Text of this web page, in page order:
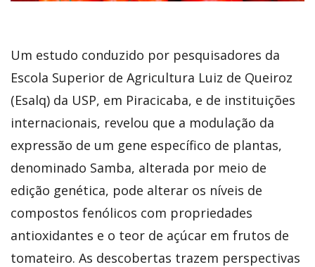
Um estudo conduzido por pesquisadores da
Escola Superior de Agricultura Luiz de Queiroz
(Esalq) da USP, em Piracicaba, e de instituições
internacionais, revelou que a modulação da
expressão de um gene específico de plantas,
denominado Samba, alterada por meio de
edição genética, pode alterar os níveis de
compostos fenólicos com propriedades
antioxidantes e o teor de açúcar em frutos de
tomateiro. As descobertas trazem perspectivas